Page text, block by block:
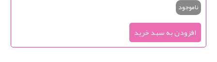
ناموجود